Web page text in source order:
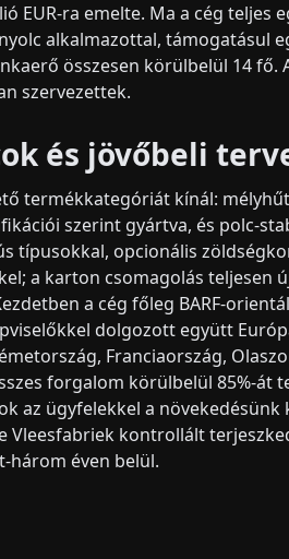
EUR-ra emelte. Ma a cég teljes
alkalmazottal, támogatásul
összesen körülbelül 14
szervezettek.
és jövőbeli
termékkategóriát kínál:
szerint gyártva, és polc-
típusokkal, opcionális
a karton csomagolás teljesen
a cég főleg BARF-
dolgozott együtt
Franciaország,
forgalom körülbelül 85%-át
az ügyfelekkel a
Vleesfabriek kontrollált
három éven belül.